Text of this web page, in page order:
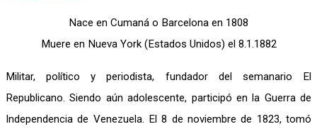
Nace en Cumaná o Barcelona en 1808
Muere en Nueva York (Estados Unidos) el 8.1.1882
Militar, político y periodista, fundador del semanario El
Republicano. Siendo aún adolescente, participó en la Guerra de
Independencia de Venezuela. El 8 de noviembre de 1823, tomó